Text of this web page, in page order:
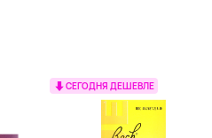
СЕГОДНЯ ДЕШЕВЛЕ